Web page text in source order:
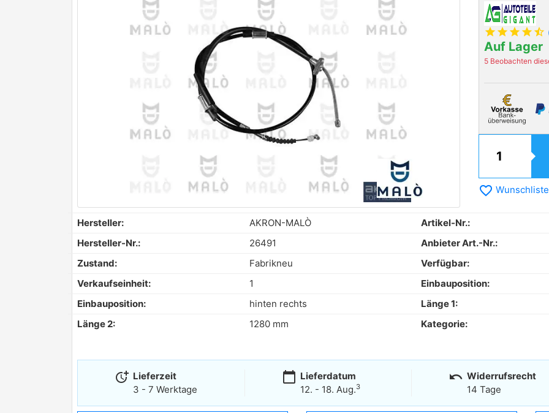
star star star star star_half
Auf Lager
5 Beobachten
favorite_border Wunschliste
Hersteller: AKRON-MALÒ Artikel-Nr.:
Hersteller-Nr.:
26491 Anbieter Art.-Nr.:
Zustand:
Fabrikneu Verfügbar:
Verkaufseinheit:
1 Einbauposition:
Einbauposition:
hinten rechts Länge 1:
Länge 2:
1280 mm Kategorie:
more_time Lieferzeit
3 - 7 Werktage
calendar_today Lieferdatum
12. - 18. Aug.3
undo Widerrufsrecht
14 Tage